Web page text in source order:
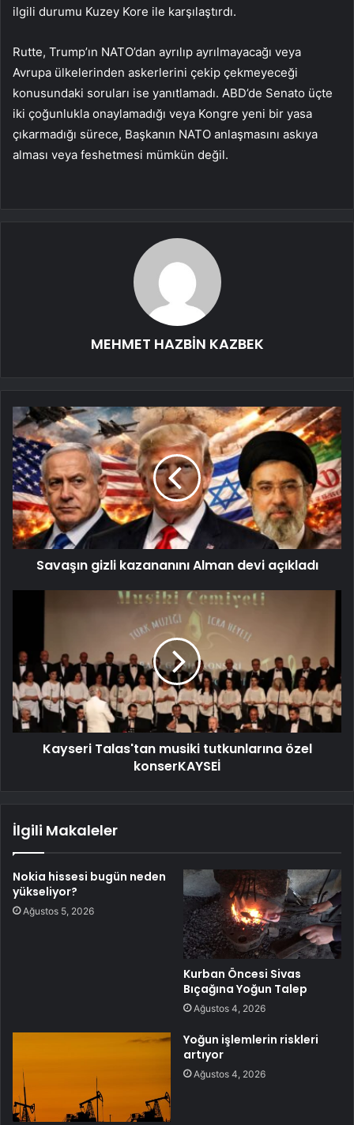
ilgili durumu Kuzey Kore ile karşılaştırdı.
Rutte, Trump’ın NATO’dan ayrılıp ayrılmayacağı veya
Avrupa ülkelerinden askerlerini çekip çekmeyeceği
konusundaki soruları ise yanıtlamadı. ABD’de Senato üçte
iki çoğunlukla onaylamadığı veya Kongre yeni bir yasa
çıkarmadığı sürece, Başkanın NATO anlaşmasını askıya
alması veya feshetmesi mümkün değil.
MEHMET HAZBİN KAZBEK
Savaşın gizli kazananını Alman devi açıkladı
Kayseri Talas'tan musiki tutkunlarına özel
konserKAYSEİ
İlgili Makaleler
Nokia hissesi bugün neden
yükseliyor?
Ağustos 5, 2026
Kurban Öncesi Sivas
Bıçağına Yoğun Talep
Ağustos 4, 2026
Yoğun işlemlerin riskleri
artıyor
Ağustos 4, 2026